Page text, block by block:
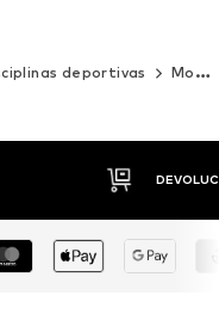
deportivas Montaña